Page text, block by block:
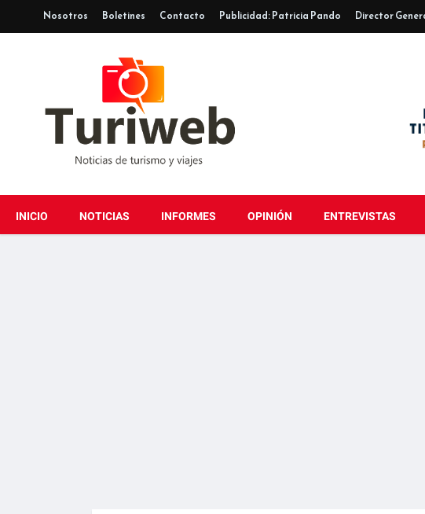
Nosotros Boletines Contacto Publicidad: Patricia Pando Director
INICIO NOTICIAS INFORMES OPINIÓN ENTREVISTAS